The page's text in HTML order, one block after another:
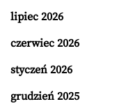
lipiec 2026
czerwiec 2026
styczeń 2026
grudzień 2025